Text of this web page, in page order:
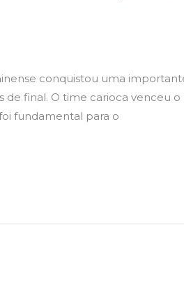
conquistou uma
final. O time carioca venceu
fundamental para o